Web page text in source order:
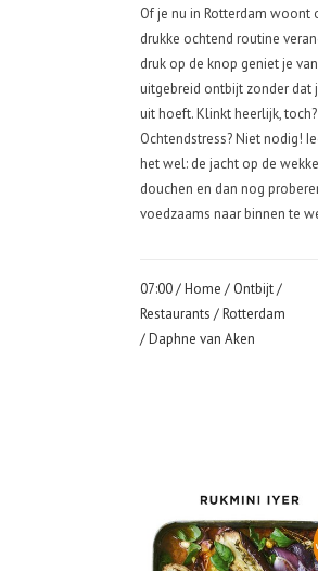
Of je nu in Rotterdam woont
drukke ochtend routine
druk op de knop geniet je
uitgebreid ontbijt zonder dat
uit hoeft. Klinkt heerlijk, toch?
Ochtendstress? Niet nodig!
het wel: de jacht op de
douchen en dan nog
voedzaams naar binnen te
07:00 /Home / Ontbijt/
Restaurants /Rotterdam
/ Daphne van Aken